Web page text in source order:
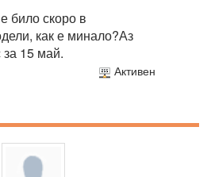
било скоро в
как е минало?Аз
15 май.
Активен